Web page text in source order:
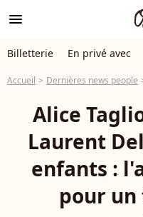
menu
Billetterie En privé avec
Accueil Dernières news people
Alice
Laurent
enfants :
pour